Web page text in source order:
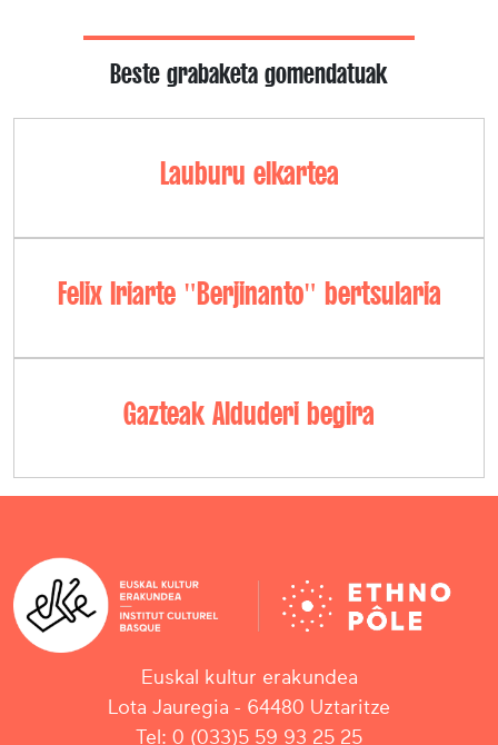
Beste grabaketa gomendatuak
Lauburu elkartea
Felix Iriarte "Berjinanto" bertsularia
Gazteak Alduderi begira
Euskal kultur erakundea
Lota Jauregia - 64480 Uztaritze
Tel: 0 (033)5 59 93 25 25